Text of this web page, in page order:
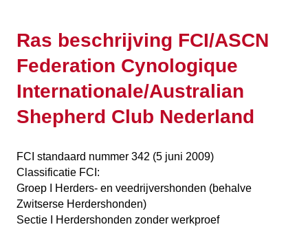
Ras beschrijving FCI/ASCN
Federation Cynologique
Internationale/Australian
Shepherd Club Nederland
FCI standaard nummer 342 (5 juni 2009)
Classificatie FCI:
Groep I Herders- en veedrijvershonden (behalve
Zwitserse Herdershonden)
Sectie I Herdershonden zonder werkproef